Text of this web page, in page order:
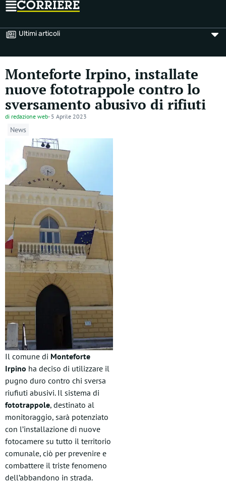
Ultimi articoli
Monteforte Irpino, installate
nuove fototrappole contro lo
sversamento abusivo di rifiuti
di redazione web- 5 Aprile 2023
News
Il comune di Monteforte
Irpino ha deciso di utilizzare il
pugno duro contro chi sversa
riufiuti abusivi. Il sistema di
fototrappole, destinato al
monitoraggio, sarà potenziato
con l’installazione di nuove
fotocamere su tutto il territorio
comunale, ciò per prevenire e
combattere il triste fenomeno
dell’abbandono in strada.